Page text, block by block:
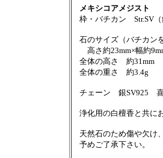
メキシコアメジスト
枠・バチカン Str.SV（
石のサイズ（バチカンを
高さ約23mm×幅約
全体の高さ 約31mm
全体の重さ 約3.4g
チェーン 銀SV925
浄化用の白檀香と共に
天然石のため傷や欠け
予めご了承下さい。